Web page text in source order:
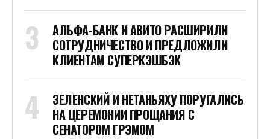
АЛЬФА-БАНК И АВИТО РАСШИРИЛИ
СОТРУДНИЧЕСТВО И ПРЕДЛОЖИЛИ
КЛИЕНТАМ СУПЕРКЭШБЭК
ЗЕЛЕНСКИЙ И НЕТАНЬЯХУ ПОРУГАЛИСЬ
НА ЦЕРЕМОНИИ ПРОЩАНИЯ С
СЕНАТОРОМ ГРЭМОМ